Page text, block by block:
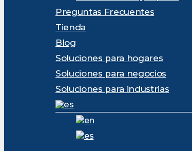
Preguntas Frecuentes
Tienda
Blog
Soluciones para hogares
Soluciones para negocios
Soluciones para industrias